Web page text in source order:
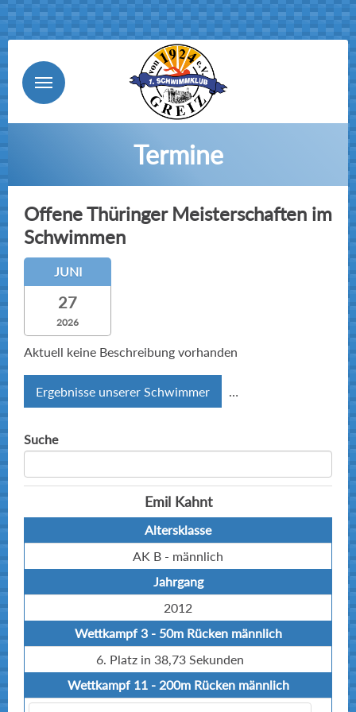
Termine
Offene Thüringer Meisterschaften im
Schwimmen
JUNI
27
2026
Aktuell keine Beschreibung vorhanden
Ergebnisse unserer Schwimmer
Suche
Emil Kahnt
Altersklasse
AK B - männlich
Jahrgang
2012
Wettkampf 3 - 50m Rücken männlich
6. Platz in 38,73 Sekunden
Wettkampf 11 - 200m Rücken männlich